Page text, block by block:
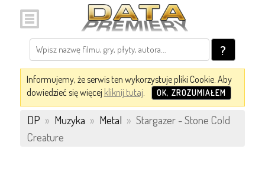
?
Informujemy, że serwis ten wykorzystuje pliki Cookie. Aby
dowiedzieć się więcej kliknij tutaj. OK, ZROZUMIAŁEM
DP » Muzyka » Metal » Stargazer - Stone Cold
Creature